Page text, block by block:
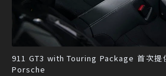
911 GT3 with Touring Package 首次提
Porsche